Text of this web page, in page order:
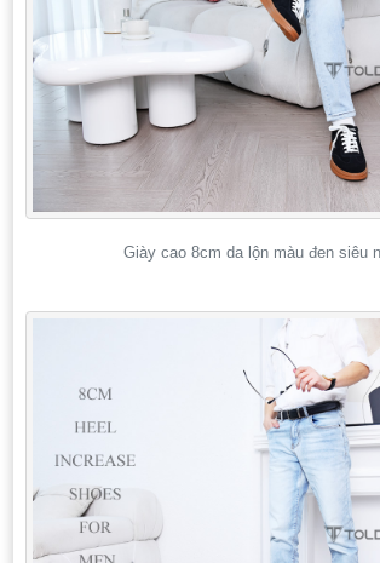
Giày cao 8cm da lộn màu đen siêu